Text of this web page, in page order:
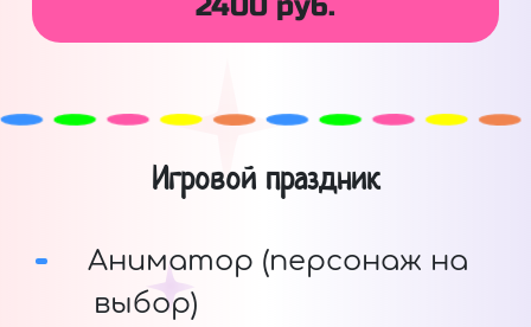
Игровой праздник
Аниматор (персонаж на
выбор)